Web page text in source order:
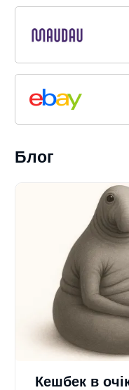
Блог
Кешбек в